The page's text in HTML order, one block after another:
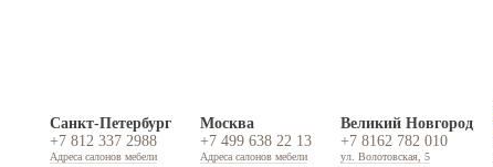
Санкт-Петербург
+7 812 337 2988
Адреса салонов мебели
Москва
+7 499 638 22 13
Адреса салонов мебели
Великий Новгород
+7 8162 782 010
ул. Волотовская, 5